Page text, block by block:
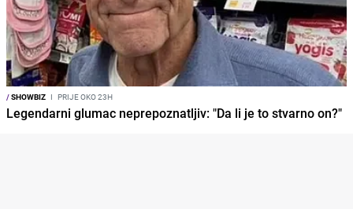
/SHOWBIZ I PRIJE OKO 23H
Legendarni glumac neprepoznatljiv: "Da li je to stvarno on?"